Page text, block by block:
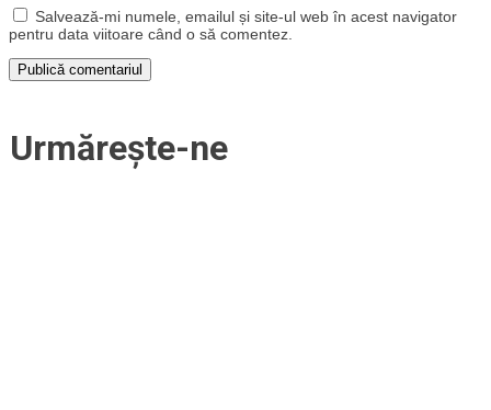
Salvează-mi numele, emailul și site-ul web în acest navigator
pentru data viitoare când o să comentez.
Urmărește-ne